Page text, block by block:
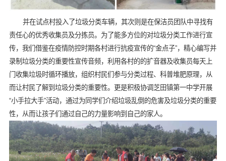
并在试点村投入了垃圾分类车辆，其次则是在保洁员团队中寻找有
责任心的优秀收集员及分拣员。为了能多方位的对垃圾分类工作进行宣
传，我们借鉴在疫情防控时期各村进行抗疫宣传的“金点子”，精心编写并
录制垃圾分类的重要性宣传音频，利用各村的的扩音器及收集员每天上
门收集垃圾时循环播放，组织村民们参与分类过程、科普堆肥原理，从
而让村民了解到垃圾分类的重要性。更是积极协调芝田镇第一中学开展
“小手拉大手”活动，通过为同学们介绍垃圾乱倒的危害及垃圾分类的重要
性，从而让孩子们通过自己的力量影响到自己的家人。